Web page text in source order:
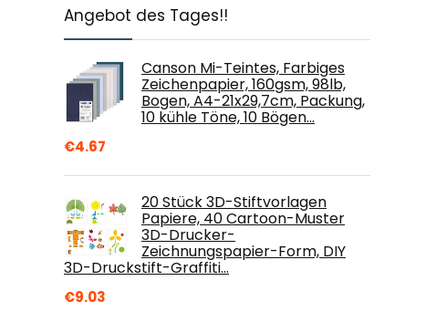
Angebot des Tages!!
Canson Mi-Teintes, Farbiges
Zeichenpapier, 160gsm, 98lb,
Bogen, A4-21x29,7cm, Packung,
10 kühle Töne, 10 Bögen…
€4.67
20 Stück 3D-Stiftvorlagen
Papiere, 40 Cartoon-Muster
3D-Drucker-
Zeichnungspapier-Form, DIY
3D-Druckstift-Graffiti…
€9.03